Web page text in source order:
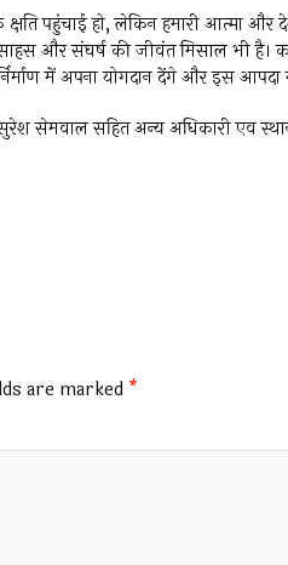
पहुंचाई हो, लेकिन हमारी आत्मा और
और संघर्ष की जीवंत मिसाल भी है।
में अपना योगदान देंगे और इस आपदा से
सेमवाल सहित अन्य अधिकारी एव
are marked *